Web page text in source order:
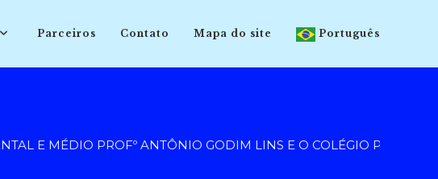
Parceiros Contato Mapa do site Português
E MÉDIO PROFº ANTÔNIO GODIM LINS E O COLÉGIO